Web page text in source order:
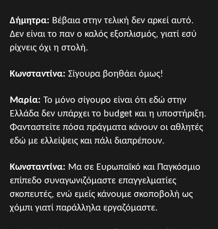
Δήμητρα: Βέβαια στην τελική δεν αρκεί αυτό.
Δεν είναι το παν ο καλός εξοπλισμός, γιατί εσύ
ρίχνεις όχι η στολή.
Κωνσταντίνα: Σίγουρα βοηθάει όμως!
Μαρία: Το μόνο σίγουρο είναι ότι εδώ στην
Ελλάδα δεν υπάρχει το budget και η υποστήριξη.
Φανταστείτε πόσα πράγματα κάνουν οι αθλητές
εδώ με ελλείψεις και πάλι διαπρέπουν.
Κωνσταντίνα: Μα σε Ευρωπαϊκό και Παγκόσμιο
επίπεδο συναγωνιζόμαστε επαγγελματίες
σκοπευτές, ενώ εμείς κάνουμε σκοποβολή ως
χόμπι γιατί παράλληλα εργαζόμαστε.